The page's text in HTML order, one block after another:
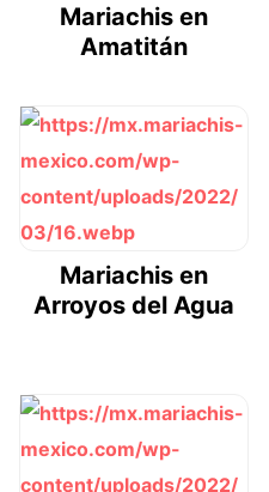
Mariachis en
Amatitán
Mariachis en
Arroyos del Agua